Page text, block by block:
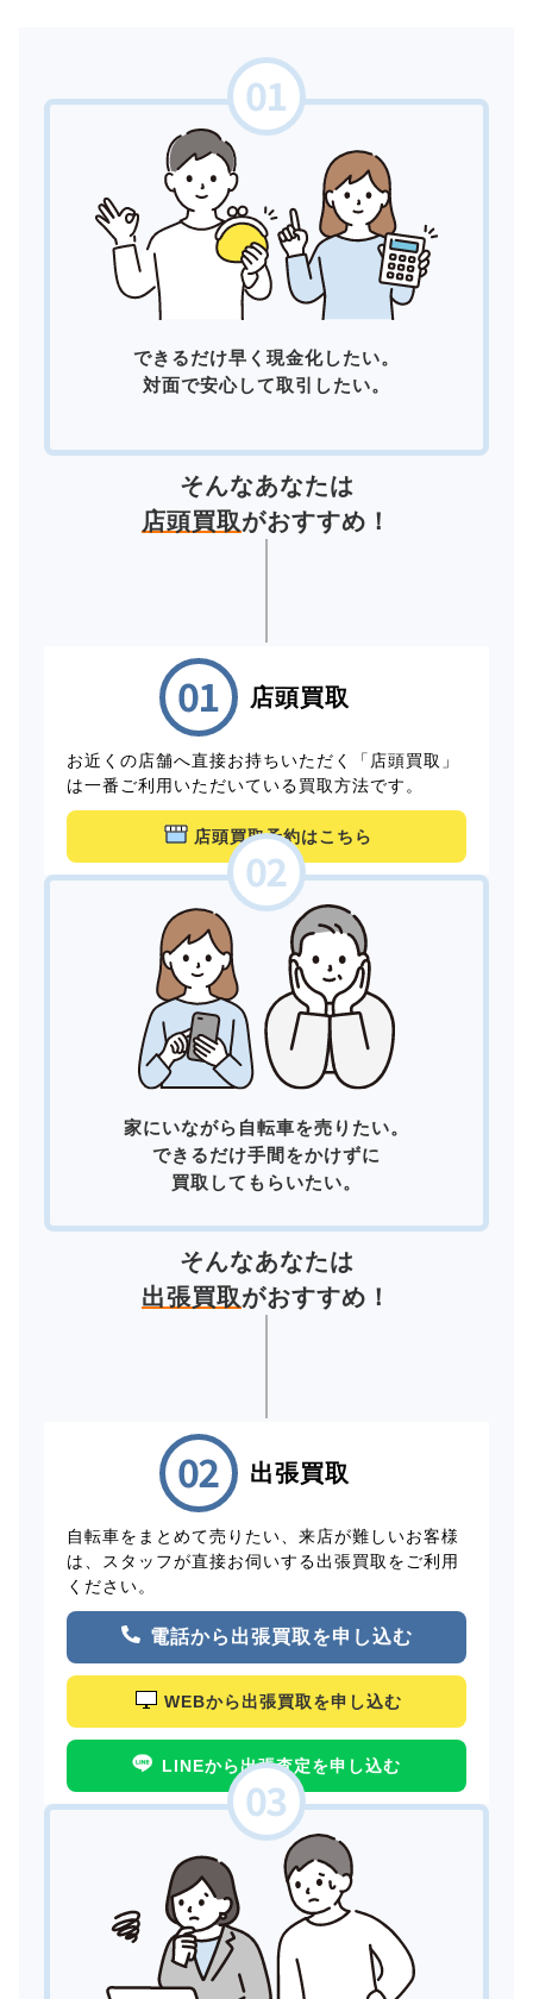
できるだけ早く現金化したい。
対面で安心して取引したい。
そんなあなたは
店頭買取がおすすめ！
店頭買取
お近くの店舗へ直接お持ちいただく「店頭買取」
は一番ご利用いただいている買取方法です。
店頭買取予約はこちら
家にいながら自転車を売りたい。
できるだけ手間をかけずに
買取してもらいたい。
そんなあなたは
出張買取がおすすめ！
出張買取
自転車をまとめて売りたい、来店が難しいお客様
は、スタッフが直接お伺いする出張買取をご利用
ください。
電話から出張買取を申し込む
WEBから出張買取を申し込む
LINEから出張査定を申し込む